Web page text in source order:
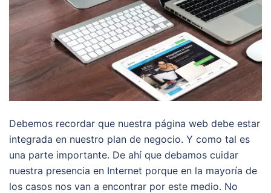
Debemos recordar que nuestra página web debe estar
integrada en nuestro plan de negocio. Y como tal es
una parte importante. De ahí que debamos cuidar
nuestra presencia en Internet porque en la mayoría de
los casos nos van a encontrar por este medio. No